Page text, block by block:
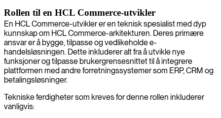
Rollen til en HCL Commerce-utvikler
En HCL Commerce-utvikler er en teknisk spesialist med dyp
kunnskap om HCL Commerce-arkitekturen. Deres primære
ansvar er å bygge, tilpasse og vedlikeholde e-
handelsløsningen. Dette inkluderer alt fra å utvikle nye
funksjoner og tilpasse brukergrensesnittet til å integrere
plattformen med andre forretningssystemer som ERP, CRM og
betalingsløsninger.
Tekniske ferdigheter som kreves for denne rollen inkluderer
vanligvis: